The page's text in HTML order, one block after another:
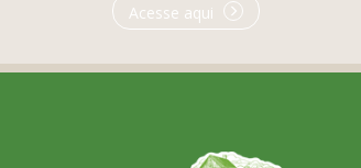
Acesse aqui